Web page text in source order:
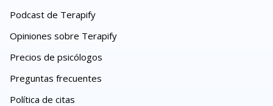
Podcast de Terapify
Opiniones sobre Terapify
Precios de psicólogos
Preguntas frecuentes
Política de citas